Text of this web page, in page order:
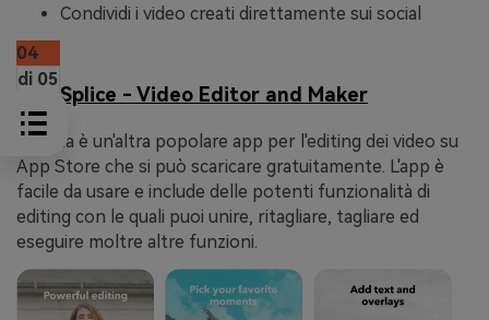
Condividi i video creati direttamente sui social
04
di 05
Splice - Video Editor and Maker
Questa è un'altra popolare app per l'editing dei video su
App Store che si può scaricare gratuitamente. L'app è
facile da usare e include delle potenti funzionalità di
editing con le quali puoi unire, ritagliare, tagliare ed
eseguire moltre altre funzioni.